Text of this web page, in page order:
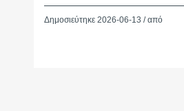
Δημοσιεύτηκε 2026-06-13 / από